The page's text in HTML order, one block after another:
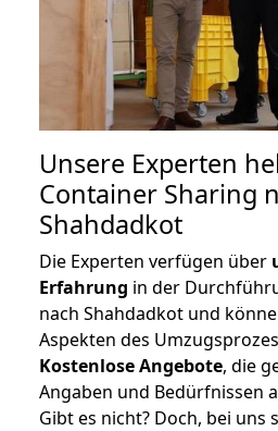
Unsere Experten
Container Sharing
Shahdadkot
Die Experten verfügen über
Erfahrung in der
nach Shahdadkot und
Aspekten des
Kostenlose Angebote, die
Angaben und Bedürfnissen
Gibt es nicht? Doch, bei uns